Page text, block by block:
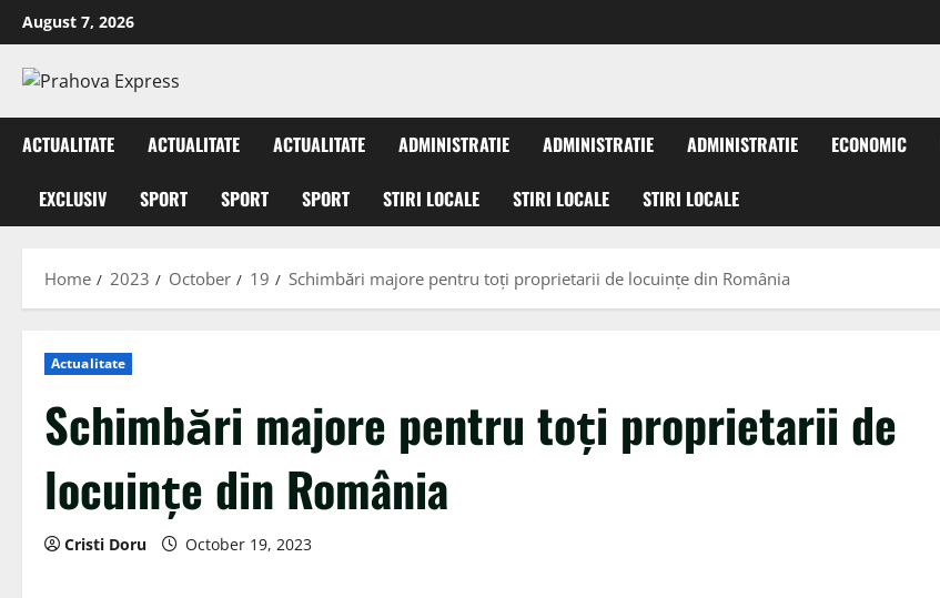
August 7, 2026
ACTUALITATE ACTUALITATE ACTUALITATE ADMINISTRATIE ADMINISTRATIE ADMINISTRATIE ECONOMIC
EXCLUSIV SPORT SPORT SPORT STIRI LOCALE STIRI LOCALE STIRI LOCALE
Home 2023 October 19 Schimbări majore pentru toți proprietarii de locuințe din România
Actualitate
Schimbări majore pentru toți proprietarii de
locuințe din România
Cristi Doru October 19, 2023